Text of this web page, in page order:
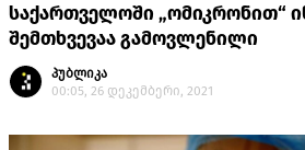
საქართველოში „ომიკრონით“
შემთხვევაა გამოვლენილი
პუბლიკა
00:05, 26 დეკემბერი, 2021